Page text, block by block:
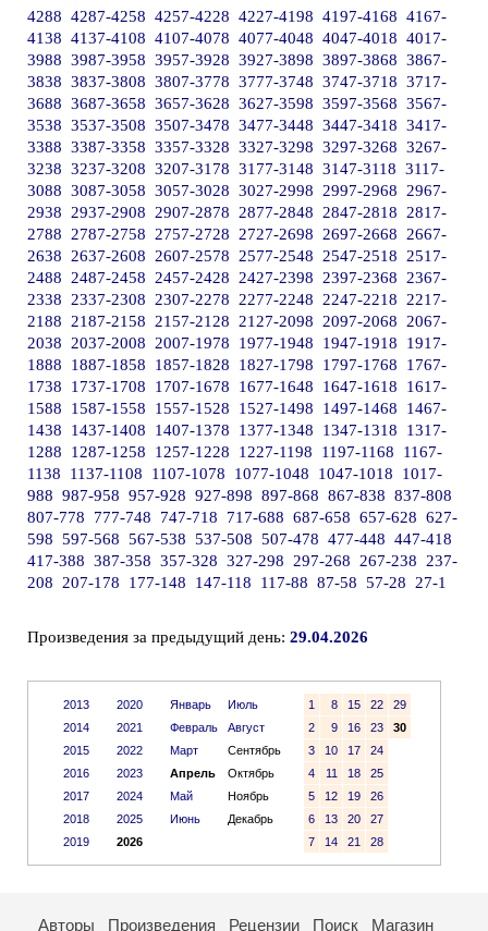
4288 4287-4258 4257-4228 4227-4198 4197-4168 4167-
4138 4137-4108 4107-4078 4077-4048 4047-4018 4017-
3988 3987-3958 3957-3928 3927-3898 3897-3868 3867-
3838 3837-3808 3807-3778 3777-3748 3747-3718 3717-
3688 3687-3658 3657-3628 3627-3598 3597-3568 3567-
3538 3537-3508 3507-3478 3477-3448 3447-3418 3417-
3388 3387-3358 3357-3328 3327-3298 3297-3268 3267-
3238 3237-3208 3207-3178 3177-3148 3147-3118 3117-
3088 3087-3058 3057-3028 3027-2998 2997-2968
2967-
2938
2937-2908 2907-2878 2877-2848 2847-2818
2817-
2788
2787-2758 2757-2728 2727-2698 2697-2668
2667-
2638
2637-2608 2607-2578 2577-2548 2547-2518
2517-
2488
2487-2458 2457-2428 2427-2398 2397-2368
2367-
2338
2337-2308 2307-2278 2277-2248 2247-2218
2217-
2188
2187-2158 2157-2128 2127-2098 2097-2068
2067-
2038
2037-2008 2007-1978 1977-1948 1947-1918
1917-
1888
1887-1858 1857-1828 1827-1798 1797-1768
1767-
1738
1737-1708 1707-1678 1677-1648 1647-1618
1617-
1588
1587-1558 1557-1528 1527-1498 1497-1468
1467-
1438
1437-1408 1407-1378 1377-1348 1347-1318
1317-
1288
1287-1258 1257-1228 1227-1198 1197-1168
1167-
1138
1137-1108 1107-1078 1077-1048 1047-1018
1017-
988 987-958 957-928 927-898 897-868 867-838 837-808
807-778
777-748 747-718 717-688 687-658 657-628 627-
598 597-568 567-538 537-508 507-478 477-448 447-418
417-388 387-358 357-328 327-298 297-268 267-238
237-
208
207-178 177-148 147-118 117-88 87-58 57-28 27-1
Произведения за предыдущий день: 29.04.2026
2013
2014
2015
2016
2017
2018
2019
2020
2021
2022
2023
2024
2025
2026
Январь
Июль
Февраль
Август
Март
Сентябрь
Апрель
Октябрь
Май
Ноябрь
Июнь
Декабрь
1 8 15 22
29
2
9 16 23
30
3
10 17
24
4
11 18
25
5
12 19
26
6
13 20
27
7
14 21 28
Авторы Произведения Рецензии Поиск Магазин